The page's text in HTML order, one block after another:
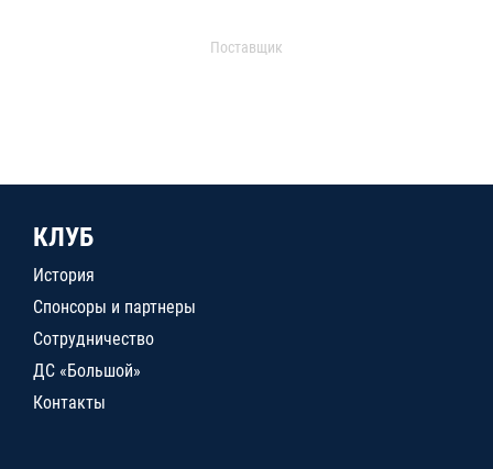
Поставщик
КЛУБ
История
Спонсоры и партнеры
Сотрудничество
ДС «Большой»
Контакты